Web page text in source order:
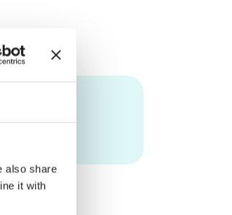
also share
it with